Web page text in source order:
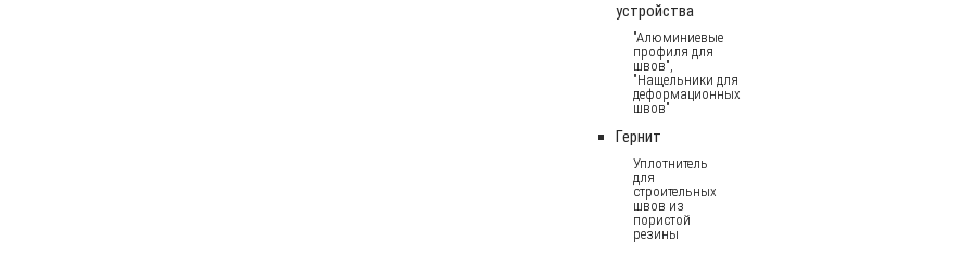
устройства
"Алюминиевые
профиля для
швов",
"Нащельники для
деформационных
швов"
Гернит
Уплотнитель
для
строительных
швов из
пористой
резины